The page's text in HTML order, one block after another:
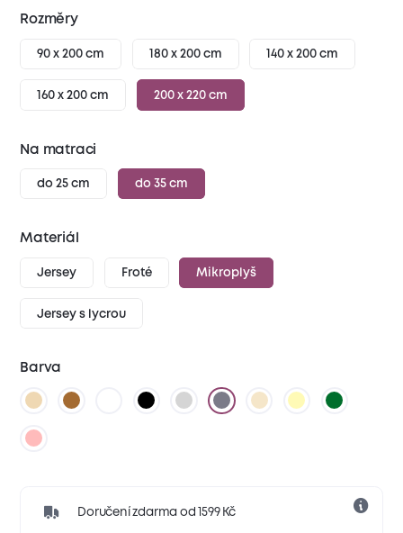
Rozměry
90 x 200 cm 180 x 200 cm 140 x 200 cm
160 x 200 cm 200 x 220 cm
Na matraci
do 25 cm do 35 cm
Materiál
Jersey Froté Mikroplyš
Jersey s lycrou
Barva
Doručení zdarma od 1599 Kč